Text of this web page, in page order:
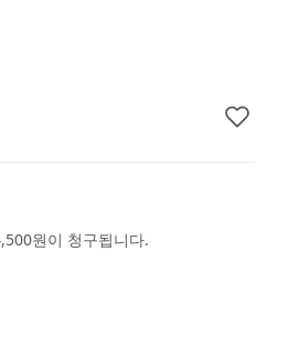
원이 청구됩니다.